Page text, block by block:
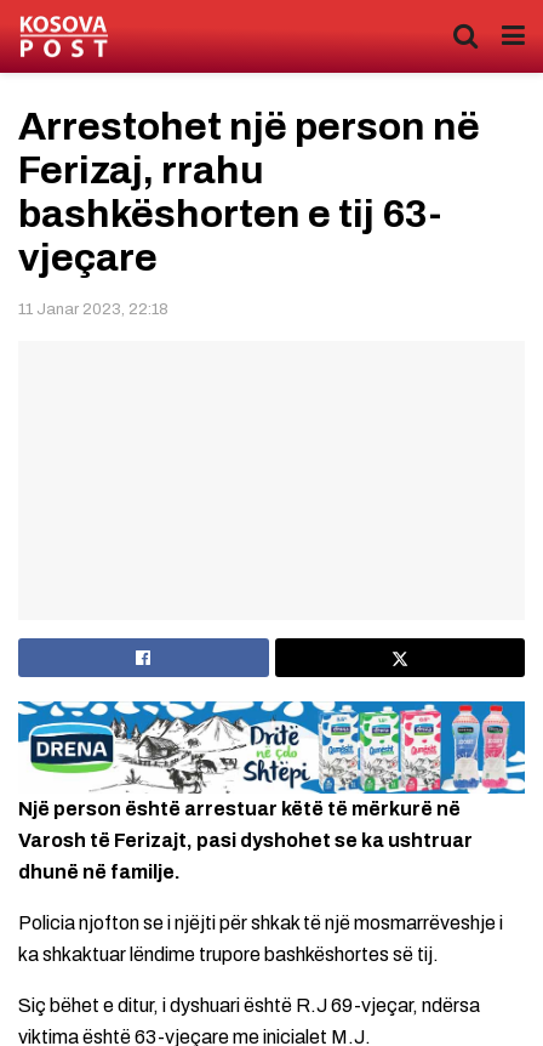
Arrestohet një person në
Ferizaj, rrahu
bashkëshorten e tij 63-
vjeçare
11 Janar 2023, 22:18
Një person është arrestuar këtë të mërkurë në
Varosh të Ferizajt, pasi dyshohet se ka ushtruar
dhunë në familje.
Policia njofton se i njëjti për shkak të një mosmarrëveshje i
ka shkaktuar lëndime trupore bashkëshortes së tij.
Siç bëhet e ditur, i dyshuari është R.J 69-vjeçar, ndërsa
viktima është 63-vjeçare me inicialet M.J.